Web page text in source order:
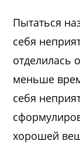
Пытаться
себя
отделилась
меньше
себя
хорошей